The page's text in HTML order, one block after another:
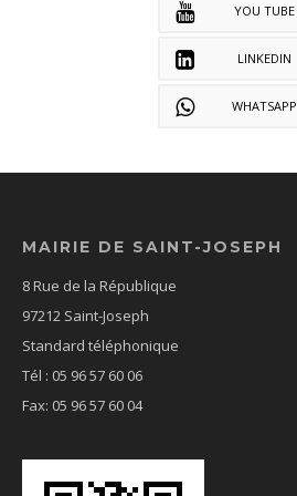
YOU TUBE
LINKEDIN
WHATSAPP
MAIRIE DE SAINT-JOSEPH
8 Rue de la République
97212 Saint-Joseph
Standard téléphonique
Tél : 05 96 57 60 06
Fax: 05 96 57 60 04